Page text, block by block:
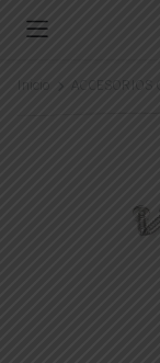
Inicio ACCESORIOS